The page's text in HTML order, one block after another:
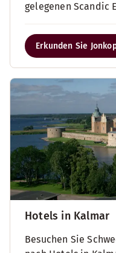
gelegenen Scandic
Erkunden Sie
Hotels in Kalmar
Besuchen Sie